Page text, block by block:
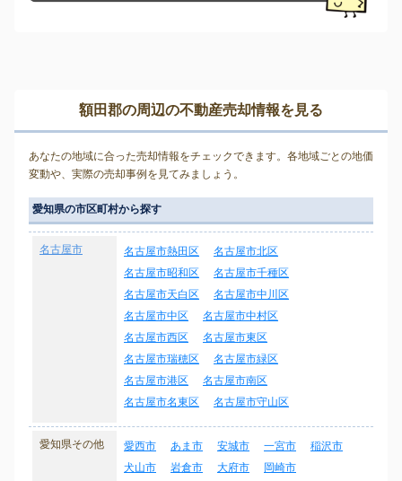
額田郡の周辺の不動産売却情報を見る
あなたの地域に合った売却情報をチェックできます。各地域ごとの地価
変動や、実際の売却事例を見てみましょう。
愛知県の市区町村から探す
名古屋市 名古屋市熱田区
名古屋市北区
名古屋市昭和区
名古屋市千種区
名古屋市天白区
名古屋市中川区
名古屋市中区
名古屋市中村区
名古屋市西区
名古屋市東区
名古屋市瑞穂区
名古屋市緑区
名古屋市港区
名古屋市南区
名古屋市名東区
名古屋市守山区
愛知県その他 愛西市 あま市 安城市 一宮市
稲沢市
犬山市
岩倉市 大府市
岡崎市